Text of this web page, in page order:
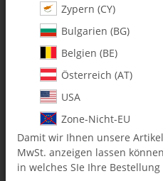
0855-15 One Piece Aileron
$ 14.88
inkl. 19% USt. , zzgl.
Auswahl Steuerzone / Lieferland
Sofort verfügbar
Zypern (CY)
Bulgarien (BG)
Belgien (BE)
Österreich (AT)
USA
Zone-Nicht-EU
Damit wir Ihnen unsere
MwSt. anzeigen lassen
in welches SIe Ihre